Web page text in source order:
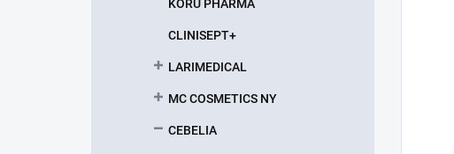
KORU PHARMA
CLINISEPT+
LARIMEDICAL
MC COSMETICS NY
CEBELIA